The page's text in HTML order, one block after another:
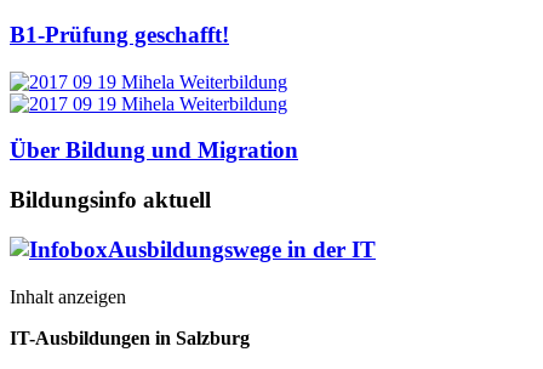
B1-Prüfung geschafft!
Über Bildung und Migration
Bildungsinfo aktuell
Ausbildungswege in der IT
Inhalt anzeigen
IT-Ausbildungen in Salzburg